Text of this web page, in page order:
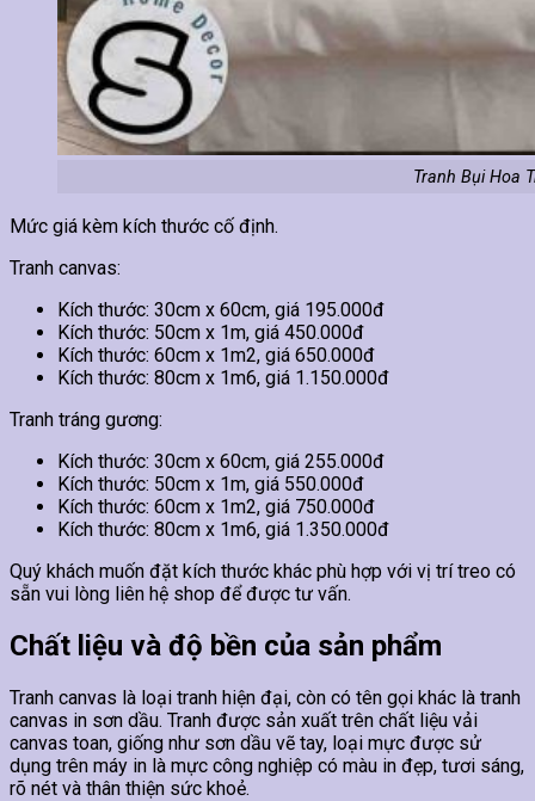
Tranh Bụi Hoa
Mức giá kèm kích thước cố định.
Tranh canvas:
Kích thước: 30cm x 60cm, giá 195.000đ
Kích thước: 50cm x 1m, giá 450.000đ
Kích thước: 60cm x 1m2, giá 650.000đ
Kích thước: 80cm x 1m6, giá 1.150.000đ
Tranh tráng gương:
Kích thước: 30cm x 60cm, giá 255.000đ
Kích thước: 50cm x 1m, giá 550.000đ
Kích thước: 60cm x 1m2, giá 750.000đ
Kích thước: 80cm x 1m6, giá 1.350.000đ
Quý khách muốn đặt kích thước khác phù hợp với vị trí treo có
sẵn vui lòng liên hệ shop để được tư vấn.
Chất liệu và độ bền của sản phẩm
Tranh canvas là loại tranh hiện đại, còn có tên gọi khác là tranh
canvas in sơn dầu. Tranh được sản xuất trên chất liệu vải
canvas toan, giống như sơn dầu vẽ tay, loại mực được sử
dụng trên máy in là mực công nghiệp có màu in đẹp, tươi sáng,
rõ nét và thân thiện sức khoẻ.